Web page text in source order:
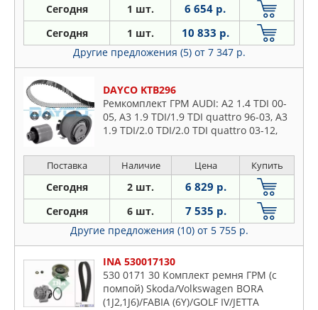
Сегодня 1 шт. 6 654 р.
Сегодня 1 шт. 10 833 р.
Другие предложения (5) от 7 347 р.
DAYCO KTB296
Ремкомплект ГРМ AUDI: A2 1.4 TDI 00-
05, A3 1.9 TDI/1.9 TDI quattro 96-03, A3
1.9 TDI/2.0 TDI/2.0 TDI quattro 03-12,
Поставка Наличие Цена Купить
Сегодня 2 шт. 6 829 р.
Сегодня 6 шт. 7 535 р.
Другие предложения (10) от 5 755 р.
INA 530017130
530 0171 30 Комплект ремня ГРМ (с
помпой) Skoda/Volkswagen BORA
(1J2,1J6)/FABIA (6Y)/GOLF IV/JETTA